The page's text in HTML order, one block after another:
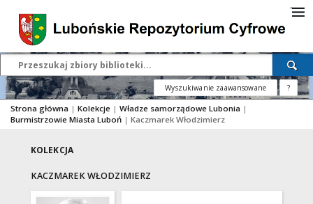
Wyszukiwanie zaawansowane ?
Strona główna | Kolekcje | Władze samorządowe Lubonia |
Burmistrzowie Miasta Luboń | Kaczmarek Włodzimierz
KOLEKCJA
KACZMAREK WŁODZIMIERZ